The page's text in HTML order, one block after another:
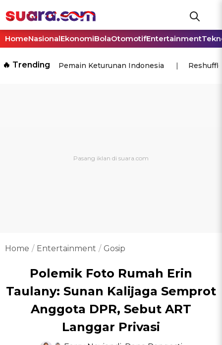
HomeNasionalEkonomiBolaOtomotifEntertainment
🔥 Trending Pemain Keturunan Indonesia
Home Entertainment Gosip
Polemik Foto Rumah Erin
Taulany: Sunan Kalijaga Semprot
Anggota DPR, Sebut ART
Langgar Privasi